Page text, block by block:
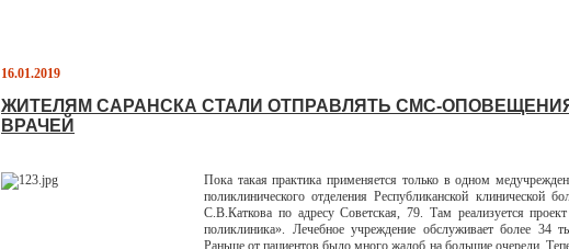
16.01.2019
ЖИТЕЛЯМ САРАНСКА СТАЛИ ОТПРАВЛЯТЬ СМС-
ВРАЧЕЙ
Пока такая практика применяется только в одном
поликлинического отделения Республиканской клинической
С.В.Каткова по адресу Советская, 79. Там реализуется
поликлиника». Лечебное учреждение обслуживает более 34
Раньше от пациентов было много жалоб на большие очереди.